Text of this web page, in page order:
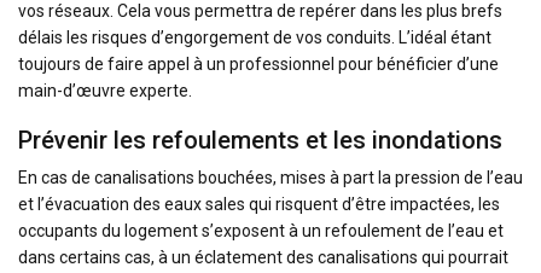
vos réseaux. Cela vous permettra de repérer dans les plus brefs
délais les risques d’engorgement de vos conduits. L’idéal étant
toujours de faire appel à un professionnel pour bénéficier d’une
main-d’œuvre experte.
Prévenir les refoulements et les inondations
En cas de canalisations bouchées, mises à part la pression de l’eau
et l’évacuation des eaux sales qui risquent d’être impactées, les
occupants du logement s’exposent à un refoulement de l’eau et
dans certains cas, à un éclatement des canalisations qui pourrait